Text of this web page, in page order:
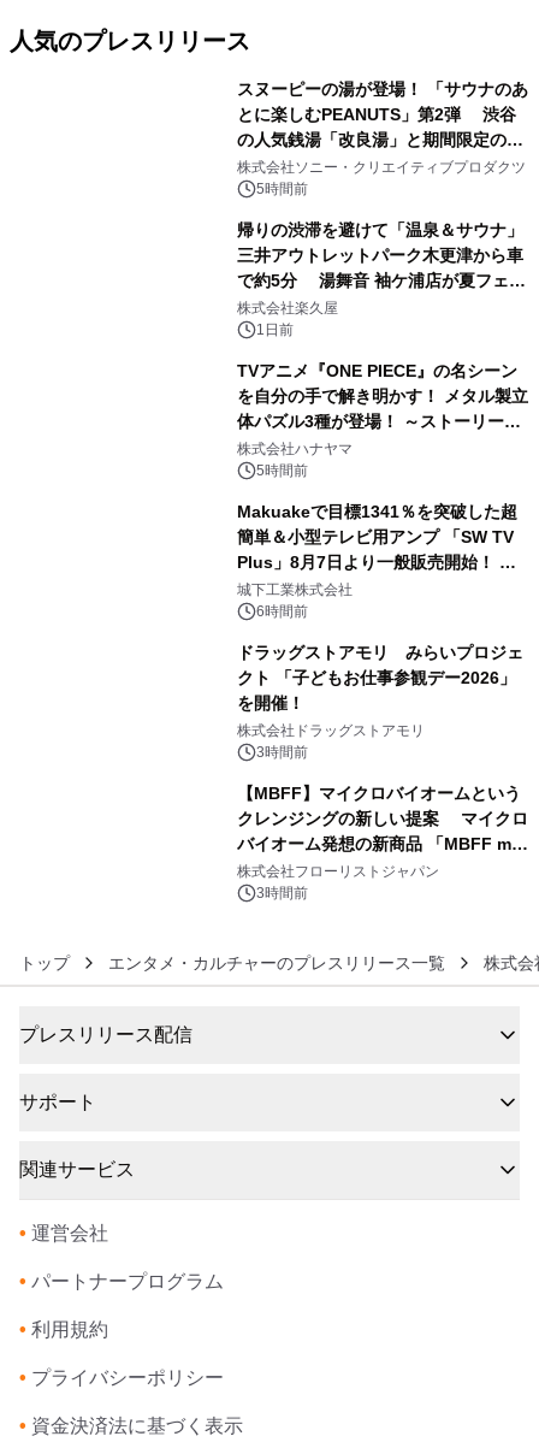
人気のプレスリリース
スヌーピーの湯が登場！ 「サウナのあ
とに楽しむPEANUTS」第2弾 渋谷
の人気銭湯「改良湯」と期間限定のコ
ラボレーション サウナイキタイコラ
ボグッズも発売決定！
株式会社ソニー・クリエイティブプロダクツ
5時間前
帰りの渋滞を避けて「温泉＆サウナ」
三井アウトレットパーク木更津から車
で約5分 湯舞音 袖ケ浦店が夏フェア
メニューを提供
株式会社楽久屋
1日前
TVアニメ『ONE PIECE』の名シーン
を自分の手で解き明かす！ メタル製立
体パズル3種が登場！ ～ストーリーと
ギミックが融合した 大人の体験型パズ
ルが8月7日(金)12時より先行予約受付
株式会社ハナヤマ
5時間前
Makuakeで目標1341％を突破した超
簡単＆小型テレビ用アンプ 「SW TV
Plus」8月7日より一般販売開始！ ケ
ーブル1本つなぐだけ、テレビの音が
ぐっと豊かに
城下工業株式会社
6時間前
ドラッグストアモリ みらいプロジェ
クト 「子どもお仕事参観デー2026」
を開催！
株式会社ドラッグストアモリ
3時間前
【MBFF】マイクロバイオームという
クレンジングの新しい提案 マイクロ
バイオーム発想の新商品 「MBFF mb
クレンジングPRO」を2026年8月6日
発売
株式会社フローリストジャパン
3時間前
トップ エンタメ・カルチャーのプレスリリース一覧 株式
プレスリリース配信
サポート
関連サービス
• 運営会社
• パートナープログラム
• 利用規約
• プライバシーポリシー
• 資金決済法に基づく表示